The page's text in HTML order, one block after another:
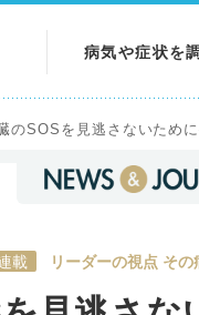
病気や症状を
症状を調べる
のSOSを見逃さないため
載 リーダーの視点 そ